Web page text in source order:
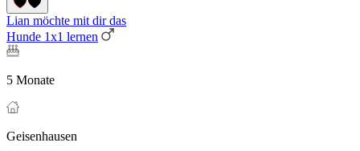
Lian möchte mit dir das
Hunde 1x1 lernen
5 Monate
Geisenhausen